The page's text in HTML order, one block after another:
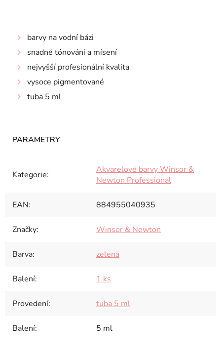
barvy na vodní bázi
snadné tónování a mísení
nejvyšší profesionální kvalita
vysoce pigmentované
tuba 5 ml
Kategorie:
Akvarelové barvy Winsor &
Newton Professional
EAN: 884955040935
Značky: Winsor & Newton
Barva: zelená
Balení: 1 ks
Provedení: tuba 5 ml
Balení: 5 ml